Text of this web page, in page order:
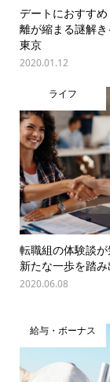
デートにおすす
離が縮まる謎解
東京
2020.01.12
ライフ
転職組の体験談が
新たな一歩を踏
2020.06.08
給与・ボーナス